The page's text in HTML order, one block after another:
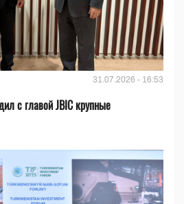
31.07.2026 - 16:53
с главой JBIC крупные